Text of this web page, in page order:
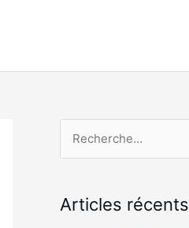
h
Articles récents